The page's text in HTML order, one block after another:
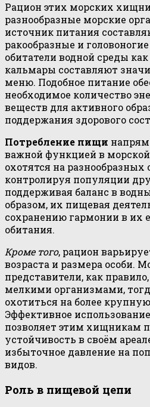
Рацион этих морских
разнообразные морские
источник питания
ракообразные и
обитатели водной среды
кальмары составляют
меню. Подобное питание
необходимое количество
веществ для активного
поддержания здорового
Потребление пищи
важной функцией в
охотятся на разнообразных
контролируя популяции
поддерживая баланс в
образом, их пищевая
сохранению гармонии в их
обитания.
Кроме того, рацион
возраста и размера особи.
представители, как
мелкими организмами,
охотиться на более
Эффективное
позволяет этим хищникам
устойчивость в своём
избыточное давление на
видов.
Роль в пищевой цепи